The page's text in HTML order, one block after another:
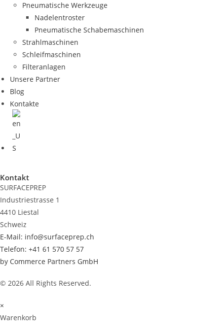
Pneumatische Werkzeuge
Nadelentroster
Pneumatische Schabemaschinen
Strahlmaschinen
Schleifmaschinen
Filteranlagen
Unsere Partner
Blog
Kontakte
Kontakt
SURFACEPREP
Industriestrasse 1
4410 Liestal
Schweiz
E-Mail: info@surfaceprep.ch
Telefon: +41 61 570 57 57
by Commerce Partners GmbH
© 2026 All Rights Reserved.
×
Warenkorb